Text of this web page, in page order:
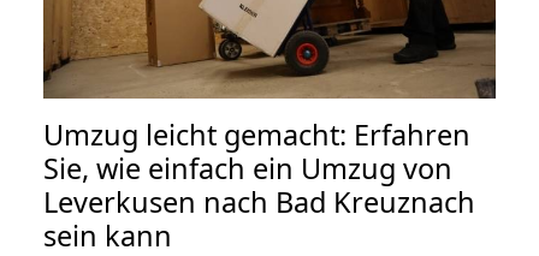
Umzug leicht gemacht: Erfahren
Sie, wie einfach ein Umzug von
Leverkusen nach Bad Kreuznach
sein kann